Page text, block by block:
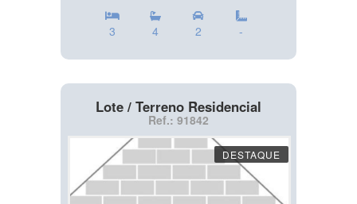
3 4 2 -
Lote / Terreno Residencial
Ref.: 91842
DESTAQUE